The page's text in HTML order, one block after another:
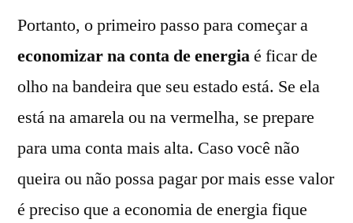
Portanto, o primeiro passo para começar a
economizar na conta de energiaé ficar de
olho na bandeira que seu estado está. Se ela
está na amarela ou na vermelha, se prepare
para uma conta mais alta. Caso você não
queira ou não possa pagar por mais esse valor
é preciso que a economia de energia fique